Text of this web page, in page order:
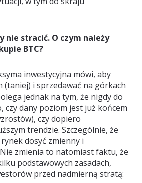
nie stracić. O czym należy
BTC?
inwestycyjna mówi, aby
(taniej) i sprzedawać na górkach
jednak na tym, że nigdy do
czy dany poziom jest już końcem
czy dopiero
trendzie. Szczególnie, że
dosyć zmienny i
zmienia to natomiast faktu, że
podstawowych zasadach,
przed nadmierną stratą: